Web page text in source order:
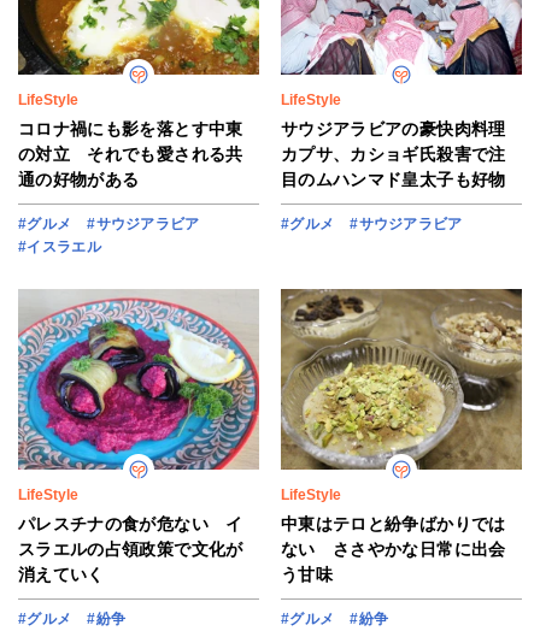
LifeStyle
コロナ禍にも影を落とす中東
の対立 それでも愛される共
通の好物がある
#グルメ
#サウジアラビア
#イスラエル
LifeStyle
サウジアラビアの豪快肉料理
カプサ、カショギ氏殺害で注
目のムハンマド皇太子も好物
#グルメ #サウジアラビア
LifeStyle
パレスチナの食が危ない イ
スラエルの占領政策で文化が
消えていく
#グルメ #紛争
LifeStyle
中東はテロと紛争ばかりでは
ない ささやかな日常に出会
う甘味
#グルメ #紛争